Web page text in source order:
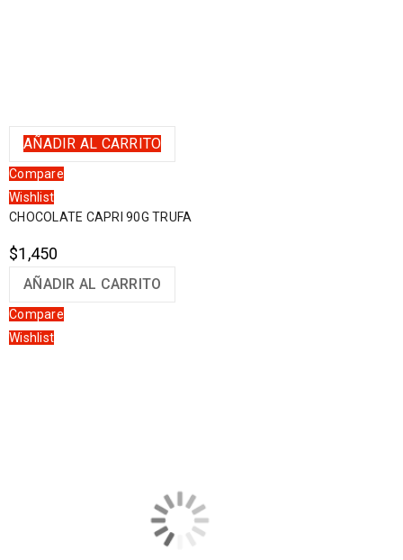
AÑADIR AL CARRITO
Compare
Wishlist
CHOCOLATE CAPRI 90G TRUFA
$1,450
AÑADIR AL CARRITO
Compare
Wishlist